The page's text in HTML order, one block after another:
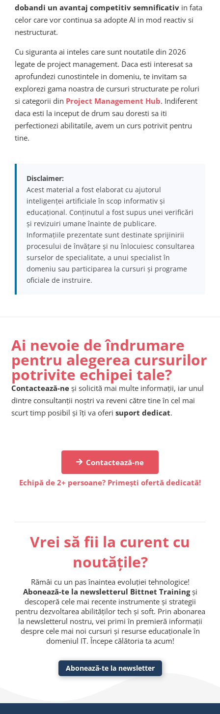
dobandi un avantaj competitiv semnificativ in fata
celor care vor continua sa adopte AI in mod reactiv si
nestructurat.
Cu siguranta ai inteles care sunt noutatile din 2026
legate de project management. Daca esti interesat sa
aprofundezi cunostintele in domeniu, te invitam sa
explorezi gama noastra de cursuri structurate pe roluri
si categorii din Project Management Hub. Indiferent
daca esti la inceput de drum sau doresti sa iti
perfectionezi abilitatile, avem un curs potrivit pentru
tine.
Disclaimer:
Acest material a fost elaborat cu ajutorul
inteligenței artificiale în scop informativ și
educațional. Conținutul a fost supus unei verificări
și revizuiri umane înainte de publicare.
Informațiile prezentate sunt destinate sprijinirii
procesului de învățare și nu înlocuiesc consultarea
surselor de specialitate, a unui specialist în
domeniu sau participarea la cursuri și programe
oficiale de instruire.
Ai nevoie de îndrumare
pentru alegerea cursurilor
potrivite echipei tale?
Contactează-ne și solicită mai multe informații, iar unul
dintre consultanții noștri va reveni către tine în cel mai
scurt timp posibil și îți va oferi suport dedicat.
Contactează-ne
Echipă de 2+ persoane? Primești ofertă dedicată!
Vrei să fii la curent cu
noutățile?
Rămâi cu un pas înaintea evoluției tehnologice!
Abonează-te la newsletterul Bittnet Trainingși
descoperă cele mai recente instrumente și strategii
pentru dezvoltarea abilităților tech și soft. Prin abonarea
la newsletterul nostru, vei primi în premieră informații
despre cele mai noi cursuri și resurse educaționale în
domeniul IT. Începe călătoria ta acum!
Abonează-te la newsletter